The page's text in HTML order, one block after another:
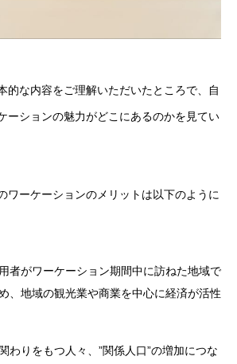
的な内容をご理解いただいたところで、自
ーションの魅力がどこにあるのかを見てい
ワーケーションのメリットは以下のように
者がワーケーション期間中に訪ねた地域で
、地域の観光業や商業を中心に経済が活性
わりをもつ人々、”関係人口”の増加につな